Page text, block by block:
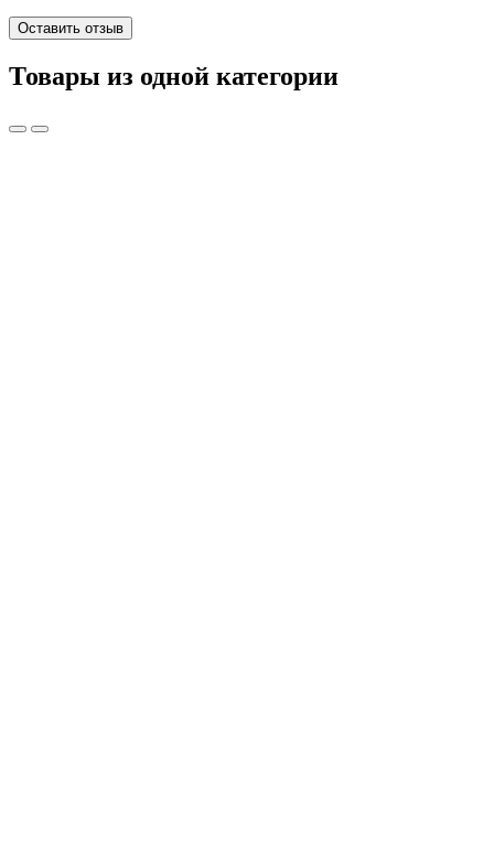
Оставить отзыв
Товары из одной категории